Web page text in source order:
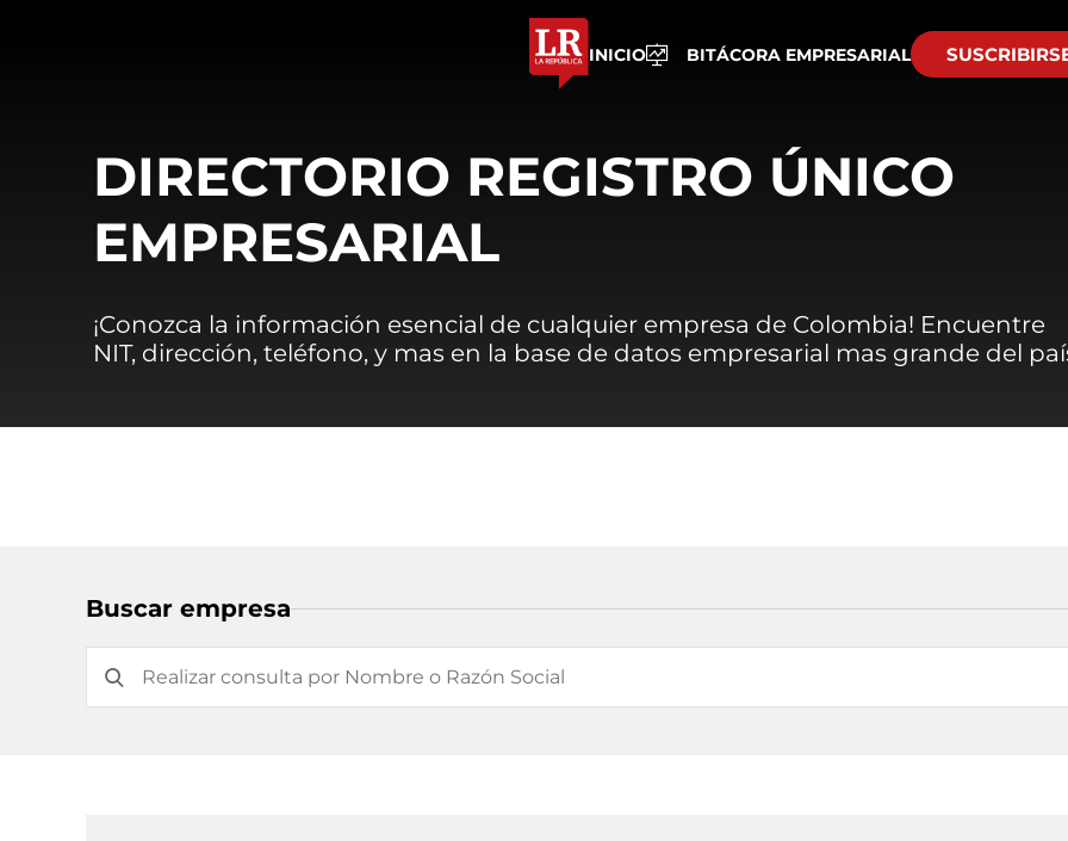
INICIO BITÁCORA EMPRESARIAL
DIRECTORIO REGISTRO ÚNICO
EMPRESARIAL
¡Conozca la información esencial de cualquier empresa de Colombia! Encuentre
NIT, dirección, teléfono, y mas en la base de datos empresarial mas grande del
Buscar empresa